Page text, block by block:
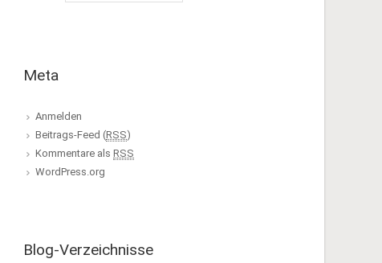
Meta
Anmelden
Beitrags-Feed (RSS)
Kommentare als RSS
WordPress.org
Blog-Verzeichnisse